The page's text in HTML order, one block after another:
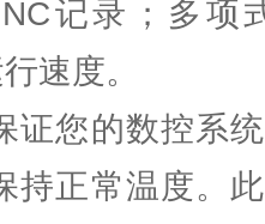
记录；多项
速度。
证您的数控系
持正常温度。